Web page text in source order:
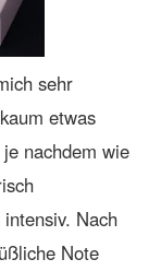
sehr
etwas
nachdem wie
Nach
Note